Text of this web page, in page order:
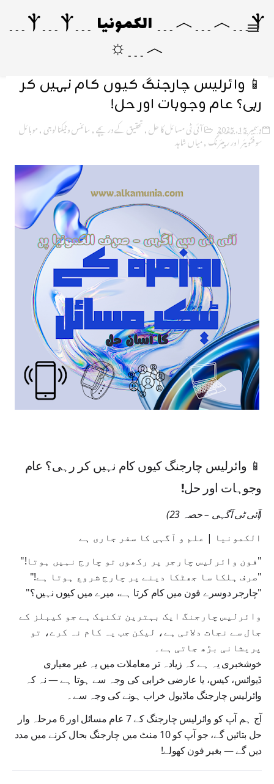
Ⲯ﹍︿﹍︿﹍ الکمونیا ﹍Ⲯ﹍Ⲯ﹍
︿﹍☼
📱 وائرلیس چارجنگ کیوں کام نہیں کر
رہی؟ عام وجوہات اور حل!
دسمبر 15, 2025 آئی ٹی مسائل کا حل,تحقیق کے دریچے,سائنس و ٹیکنالوجی,موبائل
سوفٹویئر اور رپیئرنگ,میاں شاہد
📱 وائرلیس چارجنگ کیوں کام نہیں کر رہی؟ عام
وجوہات اور حل!
(آئی ٹی آگہی – حصہ 23)
الکمونیا | علم و آگہی کا سفر جاری ہے
"فون وائرلیس چارجر پر رکھوں تو چارج نہیں ہوتا!"
"صرف ہلکا سا جھٹکا دینے پر چارج شروع ہوتا ہے!"
"چارجر دوسرے فون میں کام کرتا ہے، میرے میں کیوں نہیں؟"
وائرلیس چارجنگ ایک بہترین تکنیک ہے جو کیبلز کے
جال سے نجات دلاتی ہے، لیکن جب یہ کام نہ کرے، تو
پریشانی بڑھ جاتی ہے۔
خوشخبری یہ ہے کہ زیادہ تر معاملات میں یہغیر معیاری
ڈیوائس، کیس، یا عارضی خرابی کی وجہ سے ہوتا ہے — نہ کہ
وائرلیس چارجنگ ماڈیول خراب ہونے کی وجہ سے۔
آج ہم آپ کو وائرلیس چارجنگ کے 7 عام مسائل اور 6 مرحلہ وار
حل بتائیں گے، جو آپ کو10 منٹ میں چارجنگ بحال کرنے
میں مدد
دیں گے — بغیر فون کھولے!